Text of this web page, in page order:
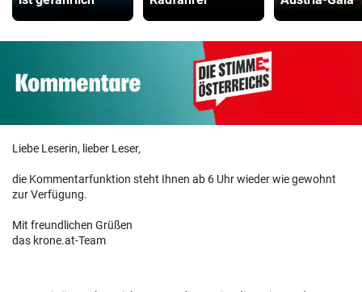
Liebe Leserin, lieber Leser,
die Kommentarfunktion steht Ihnen ab 6 Uhr wieder wie gewohnt
zur Verfügung.
Mit freundlichen Grüßen
das krone.at-Team